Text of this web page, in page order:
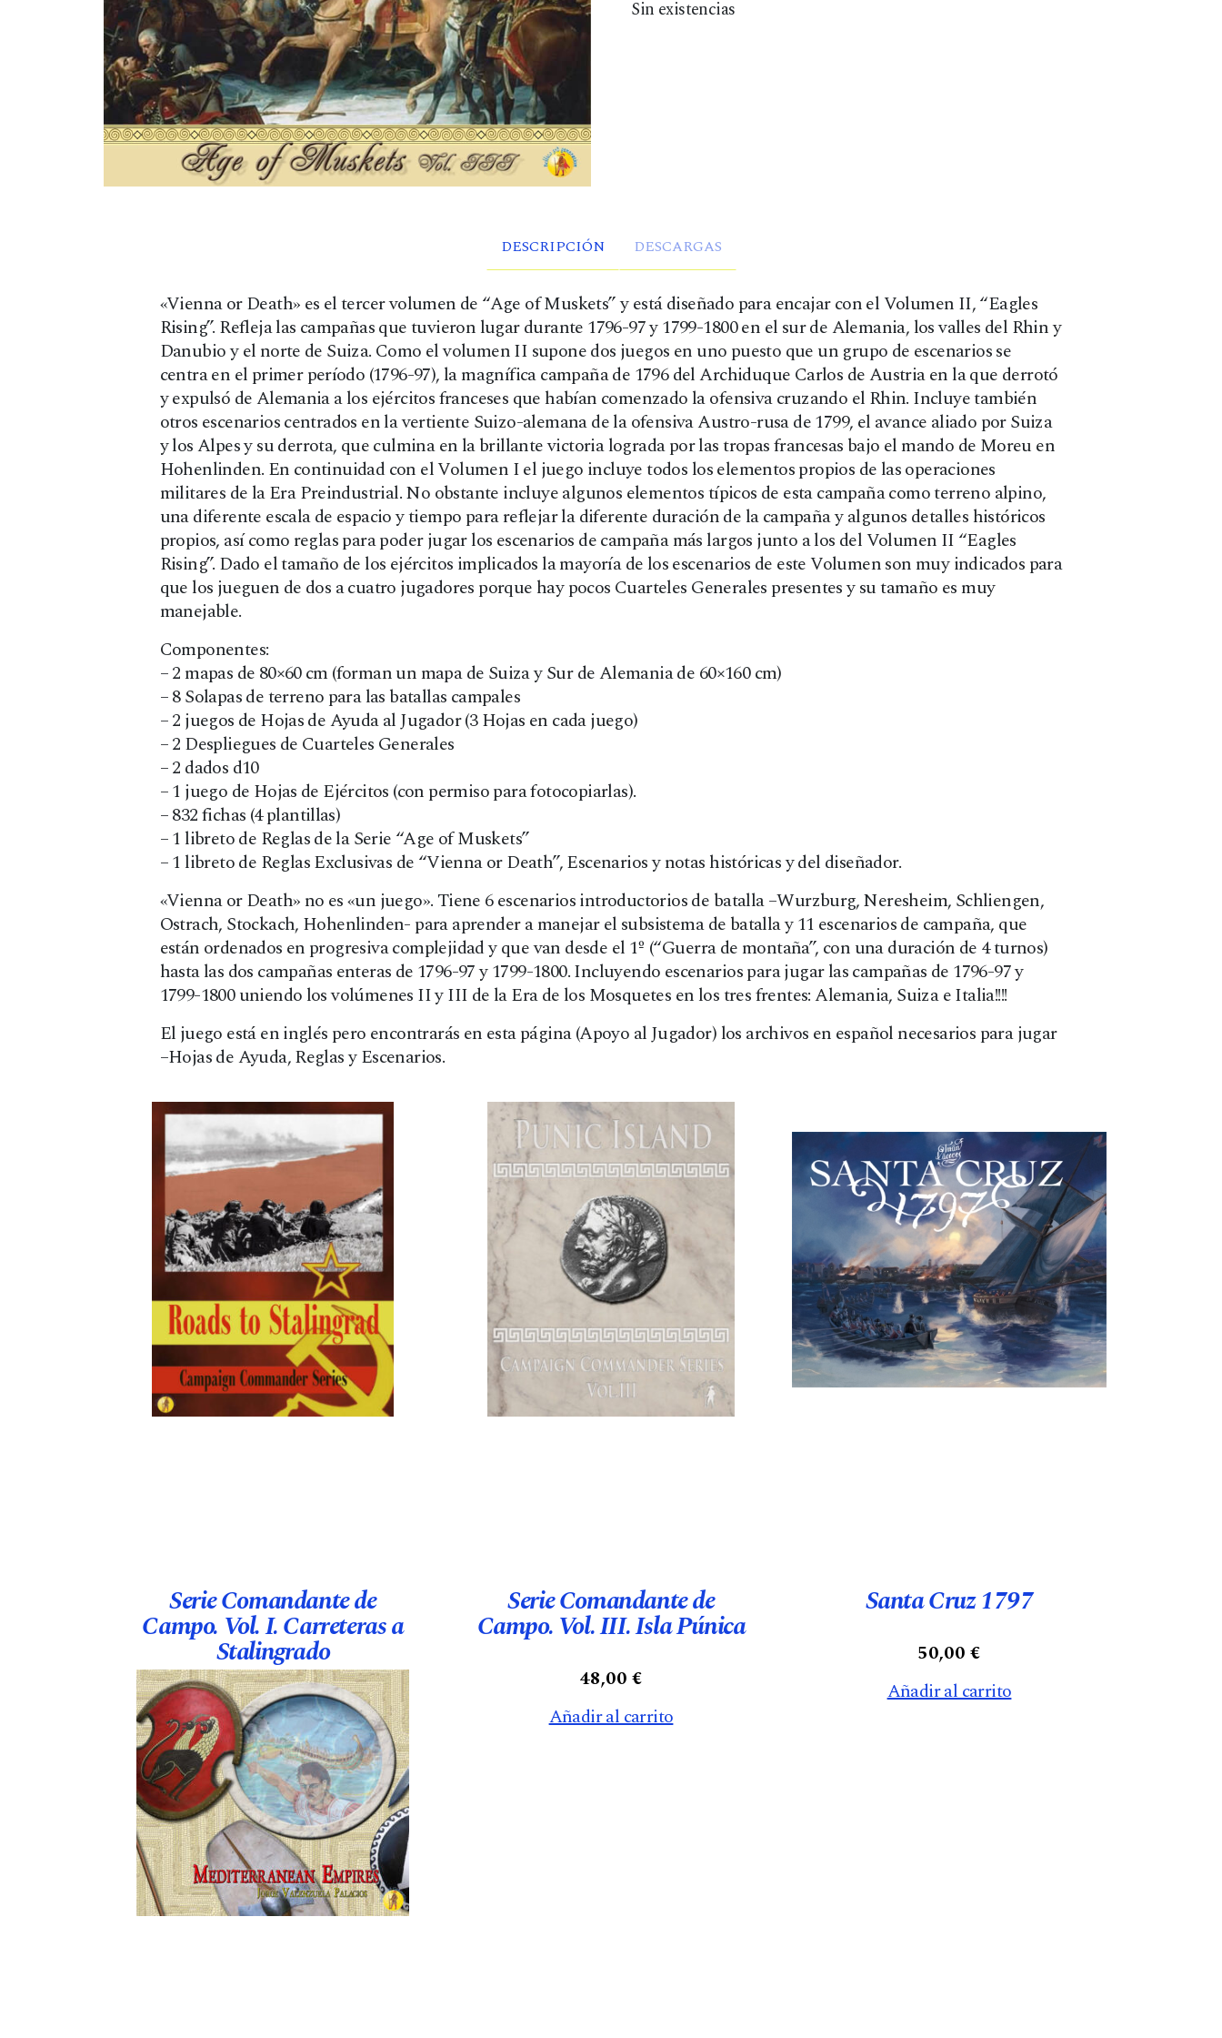
r
i
g
i
n
a
l
e
r
a
:
6
0
a
l
e
s
:
4
6
,
0
Sin existencias
DESCRIPCIÓN DESCARGAS
«Vienna or Death» es el tercer volumen de “Age of Muskets” y está diseñado para encajar con el Volumen II, “Eagles
Rising”. Refleja las campañas que tuvieron lugar durante 1796-97 y 1799-1800 en el sur de Alemania, los valles del Rhin y
Danubio y el norte de Suiza. Como el volumen II supone dos juegos en uno puesto que un grupo de escenarios se
centra en el primer período (1796-97), la magnífica campaña de 1796 del Archiduque Carlos de Austria en la que derrotó
y expulsó de Alemania a los ejércitos franceses que habían comenzado la ofensiva cruzando el Rhin. Incluye también
otros escenarios centrados en la vertiente Suizo-alemana de la ofensiva Austro-rusa de 1799, el avance aliado por Suiza
y los Alpes y su derrota, que culmina en la brillante victoria lograda por las tropas francesas bajo el mando de Moreu en
Hohenlinden. En continuidad con el Volumen I el juego incluye todos los elementos propios de las operaciones
militares de la Era Preindustrial. No obstante incluye algunos elementos típicos de esta campaña como terreno alpino,
una diferente escala de espacio y tiempo para reflejar la diferente duración de la campaña y algunos detalles históricos
propios, así como reglas para poder jugar los escenarios de campaña más largos junto a los del Volumen II “Eagles
Rising”. Dado el tamaño de los ejércitos implicados la mayoría de los escenarios de este Volumen son muy indicados para
que los jueguen de dos a cuatro jugadores porque hay pocos Cuarteles Generales presentes y su tamaño es muy
manejable.
Componentes:
– 2 mapas de 80×60 cm (forman un mapa de Suiza y Sur de Alemania de 60×160 cm)
– 8 Solapas de terreno para las batallas campales
– 2 juegos de Hojas de Ayuda al Jugador (3 Hojas en cada juego)
– 2 Despliegues de Cuarteles Generales
– 2 dados d10
– 1 juego de Hojas de Ejércitos (con permiso para fotocopiarlas).
– 832 fichas (4 plantillas)
– 1 libreto de Reglas de la Serie “Age of Muskets”
– 1 libreto de Reglas Exclusivas de “Vienna or Death”, Escenarios y notas históricas y del diseñador.
«Vienna or Death» no es «un juego». Tiene 6 escenarios introductorios de batalla –Wurzburg, Neresheim, Schliengen,
Ostrach, Stockach, Hohenlinden- para aprender a manejar el subsistema de batalla y 11 escenarios de campaña, que
están ordenados en progresiva complejidad y que van desde el 1º (“Guerra de montaña”, con una duración de 4 turnos)
hasta las dos campañas enteras de 1796-97 y 1799-1800. Incluyendo escenarios para jugar las campañas de 1796-97 y
1799-1800 uniendo los volúmenes II y III de la Era de los Mosquetes en los tres frentes: Alemania, Suiza e Italia!!!!
El juego está en inglés pero encontrarás en esta página (Apoyo al Jugador) los archivos en español necesarios para jugar
–Hojas de Ayuda, Reglas y Escenarios.
Productos relacionados
Serie Comandante de
Campo. Vol. I. Carreteras a
Stalingrado
48,00€
Leer más
Serie Comandante de
Campo. Vol. III. Isla Púnica
48,00 €
Añadir al carrito
Santa Cruz 1797
50,00 €
Añadir al carrito